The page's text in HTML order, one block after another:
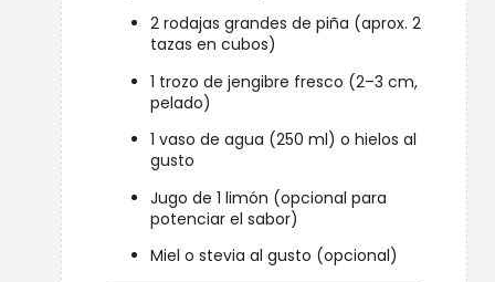
2 rodajas grandes de piña (aprox. 2
tazas en cubos)
1 trozo de jengibre fresco (2–3 cm,
pelado)
1 vaso de agua (250 ml) o hielos al
gusto
Jugo de 1 limón (opcional para
potenciar el sabor)
Miel o stevia al gusto (opcional)